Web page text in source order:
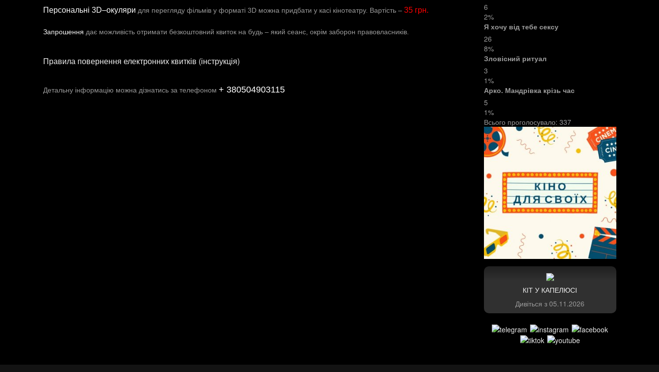
Персональні 3D–окуляри для перегляду фільмів у форматі 3Dможна придбати у касі кінотеатру. Вартість – 35 грн.
Запрошення дає можливість отримати безкоштовний квиток на будь – який сеанс, окрім заборон правовласників.
Правила повернення електронних квитків (інструкція)
Детальну інформацію можна дізнатись за телефоном + 380504903115
6
2%
Я хочу від тебе сексу
26
8%
Зловісний ритуал
3
1%
Арко. Мандрівка крізь час
5
1%
Всього проголосувало: 337
КІТ У КАПЕЛЮСІ
Дивіться з 05.11.2026